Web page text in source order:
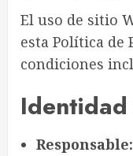
El uso de sitio
esta Política de
condiciones
Identidad
Responsable: